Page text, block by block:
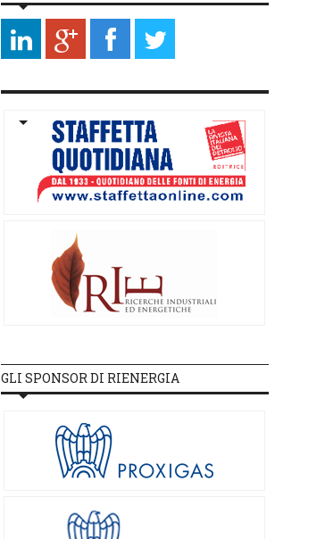
GLI SPONSOR DI RIENERGIA